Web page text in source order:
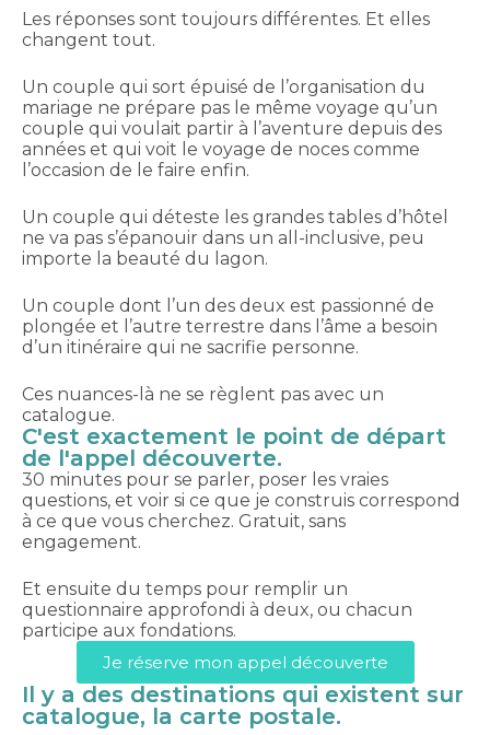
Les réponses sont toujours différentes. Et elles
changent tout.
Un couple qui sort épuisé de l’organisation du
mariage ne prépare pas le même voyage qu’un
couple qui voulait partir à l’aventure depuis des
années et qui voit le voyage de noces comme
l’occasion de le faire enfin.
Un couple qui déteste les grandes tables d’hôtel
ne va pas s’épanouir dans un all-inclusive, peu
importe la beauté du lagon.
Un couple dont l’un des deux est passionné de
plongée et l’autre terrestre dans l’âme a besoin
d’un itinéraire qui ne sacrifie personne.
Ces nuances-là ne se règlent pas avec un
catalogue.
C'est exactement le point de départ
de l'appel découverte.
30 minutes pour se parler, poser les vraies
questions, et voir si ce que je construis correspond
à ce que vous cherchez. Gratuit, sans
engagement.
Et ensuite du temps pour remplir un
questionnaire approfondi à deux, ou chacun
participe aux fondations.
Je réserve mon appel découverte
Il y a des destinations qui existent sur
catalogue, la carte postale.